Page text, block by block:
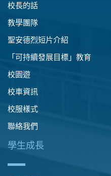
校長的話
教學團隊
聖安德烈短片介紹
「可持續發展目標」教育
校園遊
校車資訊
校服樣式
聯絡我們
學生成長